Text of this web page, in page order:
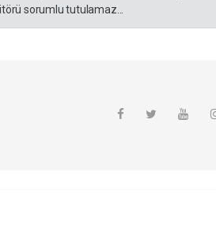
sorumlu tutulamaz...